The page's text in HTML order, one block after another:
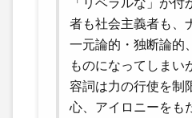
者も社会主義者も、
一元論的・独断論的
ものになってしまい
容詞は力の行使を制
心、アイロニーをも